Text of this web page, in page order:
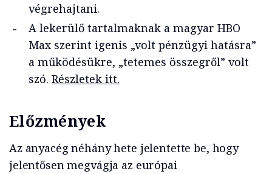
végrehajtani.
A lekerülő tartalmaknak a magyar HBO
Max szerint igenis „volt pénzügyi hatásra”
a működésükre, „tetemes összegről” volt
szó. Részletek itt.
Előzmények
Az anyacég néhány hete jelentette be, hogy
jelentősen megvágja az európai